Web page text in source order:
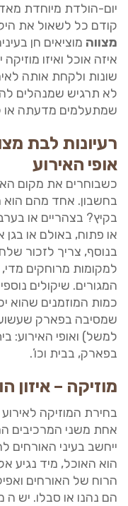
יום-הולדת מיוחדת
קודם כל לשאול את
מצווה מוציאים חן
איזה אוכל ואיזו
שונות ולקחת אותה
לא תרגיש שמנהלים
שמתעלמים מדעתה או
רעיונות לבת
אופי האירוע
כשבוחרים את מקום
בחשבון. אחד מהם הוא
בקיץ? בצהריים או
או פתוח, באולם או בגן
בנוסף, צריך לזכור
למקומות מרוחקים
המגורים. שיקולים
כמות המוזמנים שהוא
שמסיבה בפארק
למשל) ואופי האירוע:
בפארק, בבית וכו’.
מוזיקה –
בחירת המוזיקה
אחת משני המרכיבים
ייחשב בעיני האורחים
הוא האוכל, מיד נגיע
הרוח של האורחים
הם נהנו או סבלו. יש